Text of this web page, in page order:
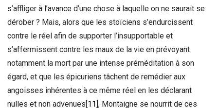
s’affliger à l’avance d’une chose à laquelle on ne saurait se
dérober ? Mais, alors que les stoïciens s’endurcissent
contre le réel afin de supporter l’insupportable et
s’affermissent contre les maux de la vie en prévoyant
notamment la mort par une intense préméditation à son
égard, et que les épicuriens tâchent de remédier aux
angoisses inhérentes à ce même réel en les déclarant
nulles et non advenues[11], Montaigne se nourrit de ces